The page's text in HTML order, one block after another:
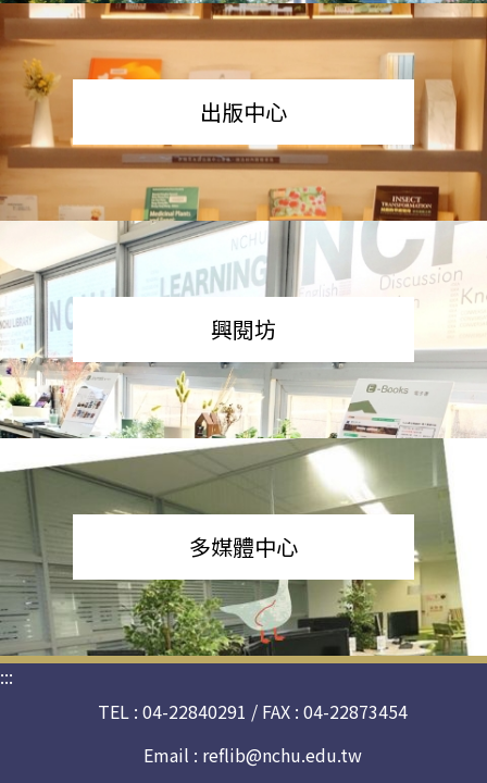
出版中心
興閱坊
多媒體中心
:::
TEL : 04-22840291 / FAX : 04-22873454
Email : reflib@nchu.edu.tw